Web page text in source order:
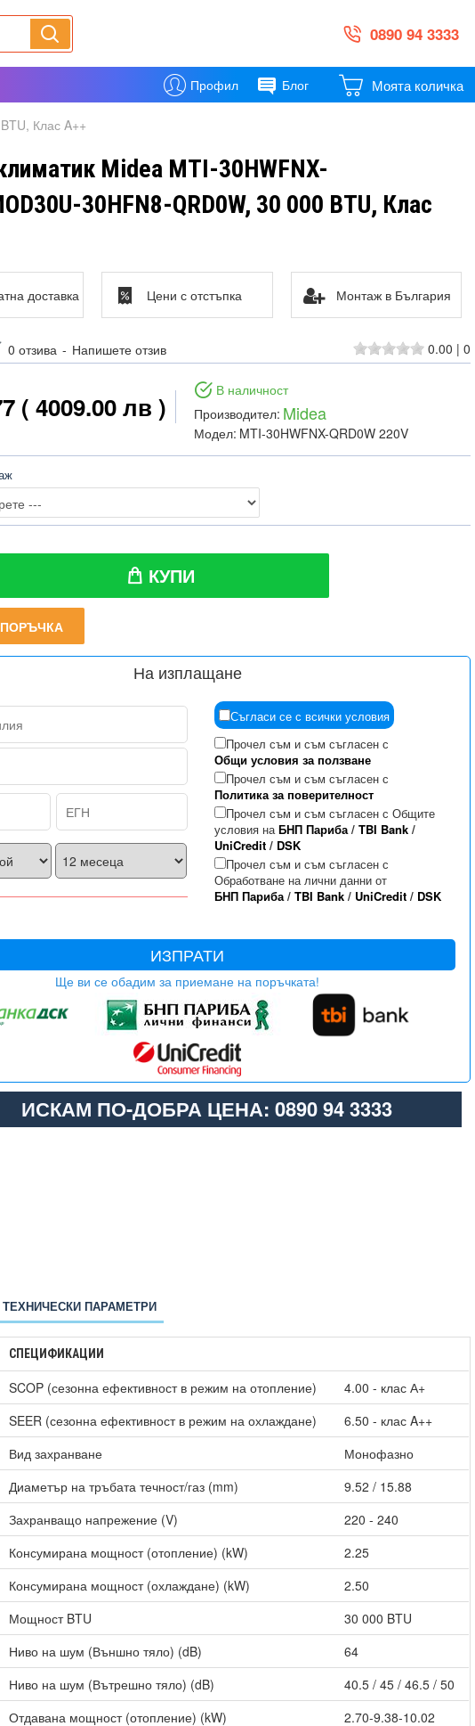
0890 94 3333
Профил Блог Моята количка
Клас A++
Midea MTI-30HWFNX-
30HFN8-QRD0W, 30 000 BTU, Клас
0 отзива - Напишете отзив 0.00 | 0
( 4009.00 лв )
В наличност
Производител: Midea
Модел: MTI-30HWFNX-QRD0W 220V
КУПИ
На изплащане
Съгласи се с всички условия
Прочел съм и съм съгласен с
Общи условия за ползване
Прочел съм и съм съгласен с
Политика за поверителност
Прочел съм и съм съгласен с Общите
условия наБНП Париба/ TBI Bank/
UniCredit/ DSK
Прочел съм и съм съгласен с
Обработване на лични данни от
БНП Париба/ TBI Bank/ UniCredit/ DSK
ИЗПРАТИ
Ще ви се обадим за приемане на поръчката!
доставка Цени с отстъпка Монтаж в България
ИСКАМ ПО-ДОБРА ЦЕНА: 0890 94 3333
ТЕХНИЧЕСКИ ПАРАМЕТРИ
СПЕЦИФИКАЦИИ
SCOP (сезонна ефективност в режим на отопление)
4.00 - клас А+
SEER (сезонна ефективност в режим на охлаждане)
6.50 - клас A++
Вид захранване
Монофазно
Диаметър на тръбата течност/газ (mm)
9.52 / 15.88
Захранващо напрежение (V)
220 - 240
Консумирана мощност (отопление) (kW)
2.25
Консумирана мощност (охлаждане) (kW)
2.50
Мощност BTU
30 000 BTU
Ниво на шум (Външно тяло) (dB)
64
Ниво на шум (Вътрешно тяло) (dB)
40.5 / 45 / 46.5 / 50
Отдавана мощност (отопление) (kW)
2.70-9.38-10.02